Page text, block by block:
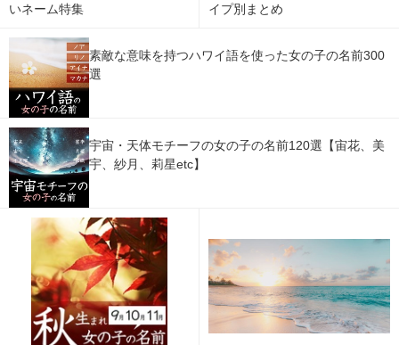
いネーム特集
イプ別まとめ
素敵な意味を持つハワイ語を使った女の子の名前300
選
宇宙・天体モチーフの女の子の名前120選【宙花、美
宇、紗月、莉星etc】